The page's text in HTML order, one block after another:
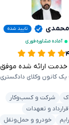
تایید شده
آماده مشاوره فوری
خدمت ارائه شده موفق
یک کانون وکلای دادگستری
شرکت و کسب‌وکار
قرارداد و تعهدات
خودرو و حمل‌ونقل